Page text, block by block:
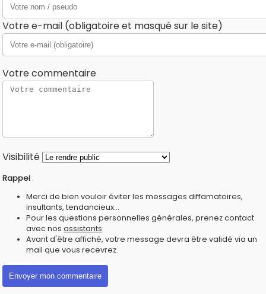
Votre e-mail (obligatoire et masqué sur le site)
Votre commentaire
Visibilité
Rappel :
Merci de bien vouloir éviter les messages diffamatoires,
insultants, tendancieux...
Pour les questions personnelles générales, prenez contact
avec nos assistants
Avant d'être affiché, votre message devra être validé via un
mail que vous recevrez.